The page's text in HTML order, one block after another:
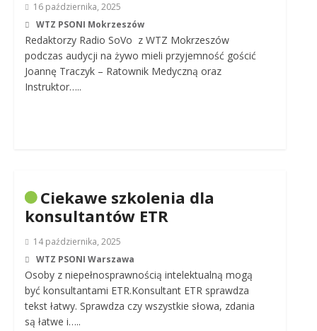
16 października, 2025
WTZ PSONI Mokrzeszów
Redaktorzy Radio SoVo z WTZ Mokrzeszów
podczas audycji na żywo mieli przyjemność gościć
Joannę Traczyk – Ratownik Medyczną oraz
Instruktor…..
Ciekawe szkolenia dla
konsultantów ETR
14 października, 2025
WTZ PSONI Warszawa
Osoby z niepełnosprawnością intelektualną mogą
być konsultantami ETR.Konsultant ETR sprawdza
tekst łatwy. Sprawdza czy wszystkie słowa, zdania
są łatwe i…..